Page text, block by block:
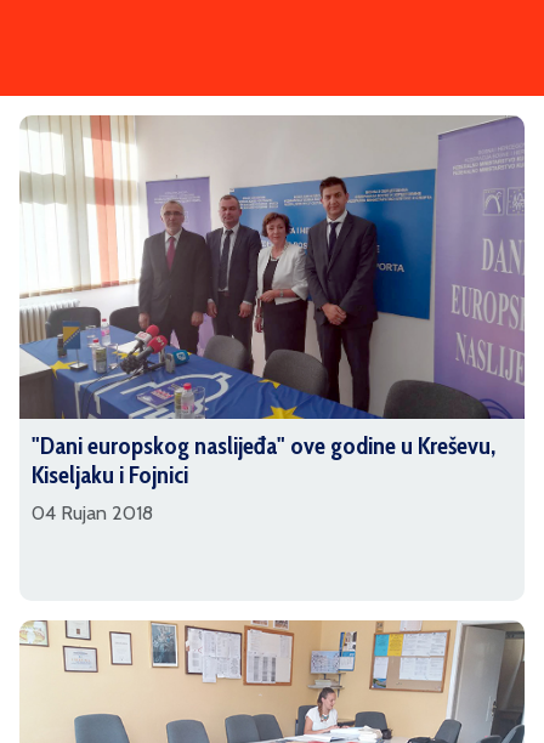
"Dani europskog naslijeđa" ove godine u Kreševu,
Kiseljaku i Fojnici
04 Rujan 2018